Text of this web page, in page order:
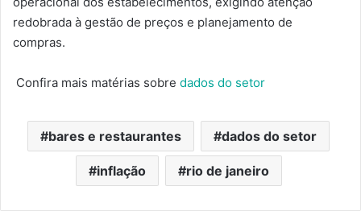
redobrada à gestão de preços e planejamento de
compras.
Confira mais matérias sobre dados do setor
bares e restaurantes dados do setor
inflação rio de janeiro